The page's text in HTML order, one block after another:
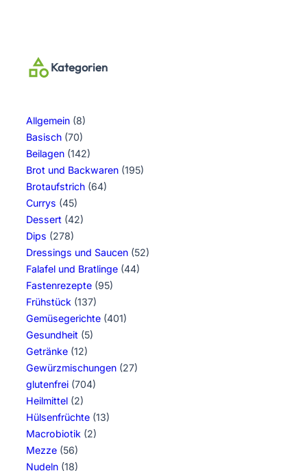
Kategorien
Allgemein (8)
Basisch (70)
Beilagen (142)
Brot und Backwaren (195)
Brotaufstrich (64)
Currys (45)
Dessert (42)
Dips (278)
Dressings und Saucen (52)
Falafel und Bratlinge (44)
Fastenrezepte (95)
Frühstück (137)
Gemüsegerichte (401)
Gesundheit (5)
Getränke (12)
Gewürzmischungen (27)
glutenfrei (704)
Heilmittel (2)
Hülsenfrüchte (13)
Macrobiotik (2)
Mezze (56)
Nudeln (18)